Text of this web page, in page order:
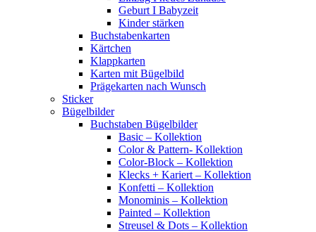
Geburt I Babyzeit
Kinder stärken
Buchstabenkarten
Kärtchen
Klappkarten
Karten mit Bügelbild
Prägekarten nach Wunsch
Sticker
Bügelbilder
Buchstaben Bügelbilder
Basic – Kollektion
Color & Pattern- Kollektion
Color-Block – Kollektion
Klecks + Kariert – Kollektion
Konfetti – Kollektion
Monominis – Kollektion
Painted – Kollektion
Streusel & Dots – Kollektion